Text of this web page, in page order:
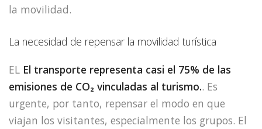
la movilidad.
La necesidad de repensar la movilidad turística
EL El transporte representa casi el 75% de las
emisiones de CO₂ vinculadas al turismo.. Es
urgente, por tanto, repensar el modo en que
viajan los visitantes, especialmente los grupos. El